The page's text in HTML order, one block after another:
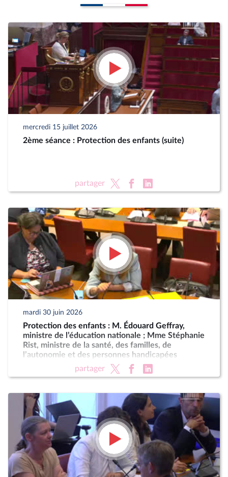
mercredi 15 juillet 2026
2ème séance : Protection des enfants (suite)
partager
mardi 30 juin 2026
Protection des enfants : M. Édouard Geffray,
ministre de l’éducation nationale ; Mme Stéphanie
Rist, ministre de la santé, des familles, de
l’autonomie et des personnes handicapées
partager